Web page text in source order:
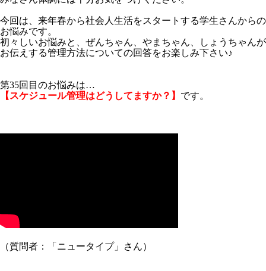
今回は、来年春から社会人生活をスタートする学生さんからの
お悩みです。
初々しいお悩みと、ぜんちゃん、やまちゃん、しょうちゃんが
お伝えする管理方法についての回答をお楽しみ下さい♪
第35回目のお悩みは…
【スケジュール管理はどうしてますか？】 です。
（質問者：「ニュータイプ」さん）